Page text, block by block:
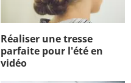
Réaliser une tresse
parfaite pour l'été en
vidéo